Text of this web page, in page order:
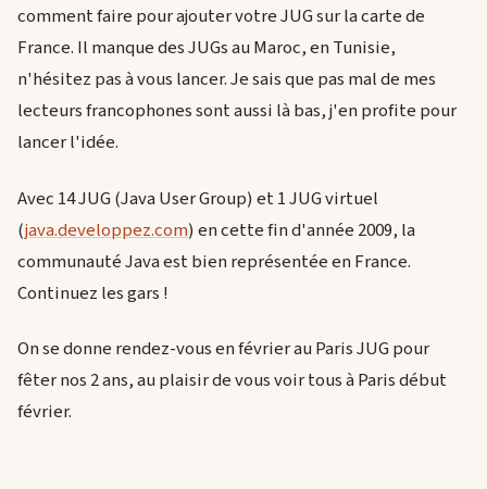
comment faire pour ajouter votre JUG sur la carte de
France. Il manque des JUGs au Maroc, en Tunisie,
n'hésitez pas à vous lancer. Je sais que pas mal de mes
lecteurs francophones sont aussi là bas, j'en profite pour
lancer l'idée.
Avec 14 JUG (Java User Group) et 1 JUG virtuel
(java.developpez.com) en cette fin d'année 2009, la
communauté Java est bien représentée en France.
Continuez les gars !
On se donne rendez-vous en février au Paris JUG pour
fêter nos 2 ans, au plaisir de vous voir tous à Paris début
février.